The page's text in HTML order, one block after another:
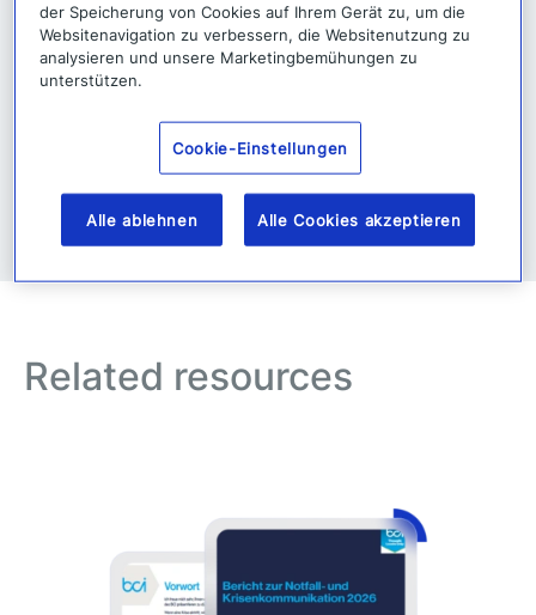
Related resources
der Speicherung von Cookies auf Ihrem Gerät zu, um die
Websitenavigation zu verbessern, die Websitenutzung zu
analysieren und unsere Marketingbemühungen zu
unterstützen.
Cookie-Einstellungen
Alle ablehnen Alle Cookies akzeptieren